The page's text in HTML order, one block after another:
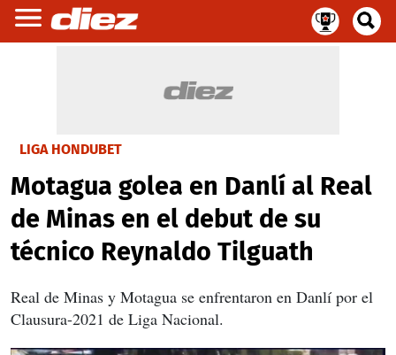
LIGA HONDUBET
Motagua golea en Danlí al Real
de Minas en el debut de su
técnico Reynaldo Tilguath
Real de Minas y Motagua se enfrentaron en Danlí por el
Clausura-2021 de Liga Nacional.